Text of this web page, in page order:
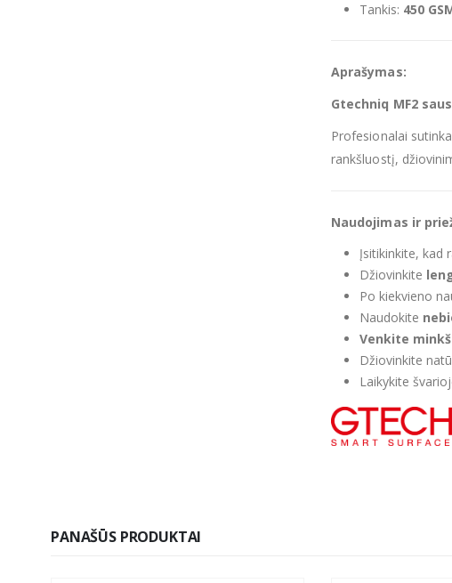
Tankis: 450
Aprašymas:
Gtechniq MF2
Profesionalai
rankšluostį,
Naudojimas ir
Įsitikinkite, kad
Džiovinkite
Po kiekvieno
Naudokite
Venkite
Džiovinkite
Laikykite
PANAŠŪS PRODUKTAI